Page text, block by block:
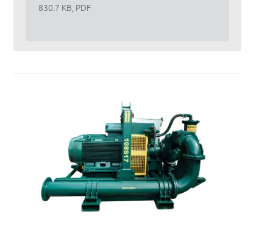
830.7 KB, PDF